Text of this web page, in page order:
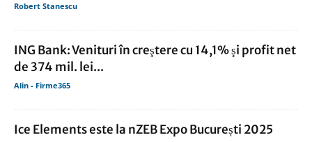
Robert Stanescu
ING Bank: Venituri în creştere cu 14,1% şi profit net
de 374 mil. lei...
Alin - Firme365
Ice Elements este la nZEB Expo București 2025